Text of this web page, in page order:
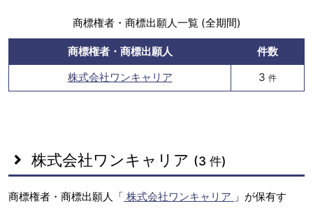
商標権者・商標出願人一覧 (全期間)
商標権者・商標出願人
件数
株式会社ワンキャリア
3 件
株式会社ワンキャリア (3 件)
商標権者・商標出願人「 株式会社ワンキャリア 」が保有す